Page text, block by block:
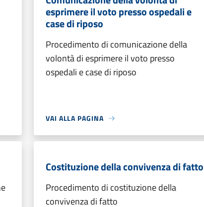
esprimere il voto presso ospedali e
case di riposo
Procedimento di comunicazione della
volontà di esprimere il voto presso
ospedali e case di riposo
VAI ALLA PAGINA
Costituzione della convivenza di fatto
Procedimento di costituzione della
convivenza di fatto